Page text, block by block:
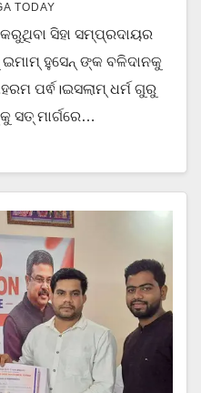
TODAY
କରୁଥିବା ସିହା ସମ୍ପ୍ରଦାୟର
ଇମାମ୍ ହୁସେନ୍ ଙ୍କ ବଳିଦାନକୁ
ପର୍ଵ।ଇସଲାମ୍ ଧର୍ମ ଗୁରୁ
ସତ୍ ମାର୍ଗରେ…